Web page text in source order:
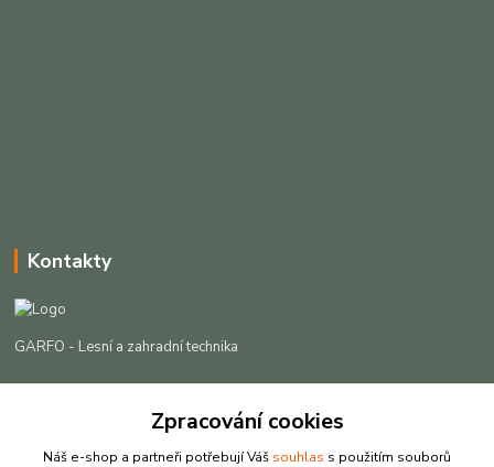
Kontakty
GARFO - Lesní a zahradní technika
+420 725 301 044
Zpracování cookies
Náš e-shop a partneři potřebují Váš souhlas s použitím souborů